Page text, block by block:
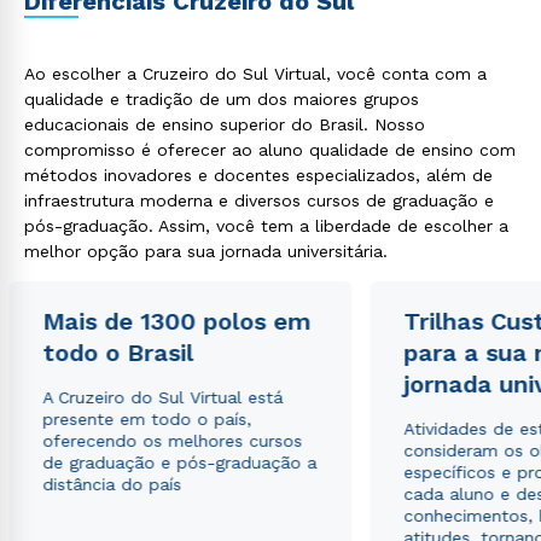
Ao escolher a Cruzeiro do Sul Virtual, você conta com a
qualidade e tradição de um dos maiores grupos
educacionais de ensino superior do Brasil. Nosso
compromisso é oferecer ao aluno qualidade de ensino com
métodos inovadores e docentes especializados, além de
infraestrutura moderna e diversos cursos de graduação e
pós-graduação. Assim, você tem a liberdade de escolher a
melhor opção para sua jornada universitária.
Mais de 1300 polos em
todo o Brasil
A Cruzeiro do Sul Virtual está
presente em todo o país,
oferecendo os melhores cursos
de graduação e pós-graduação a
distância do país
Trilhas
para a sua
jornada
Atividades de
consideram os
específicos e
cada aluno e
conhecimentos,
Rápido e fácil
WhatsApp
Estou de acordo com aPolítica de Privacidade.e
autorizo que meus dados sejam utilizados para o